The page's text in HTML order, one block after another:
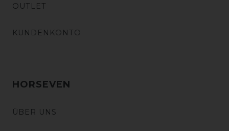
OUTLET
KUNDENKONTO
HORSEVEN
ÜBER UNS